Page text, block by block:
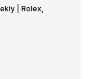
| Rolex,